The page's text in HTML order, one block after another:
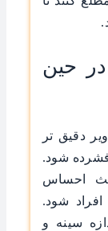
حین
دقیق تر
شود.
احساس
شود.
سینه و